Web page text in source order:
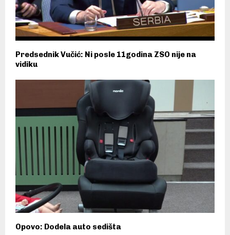
Predsednik Vučić: Ni posle 11godina ZSO nije na
vidiku
Opovo: Dodela auto sedišta